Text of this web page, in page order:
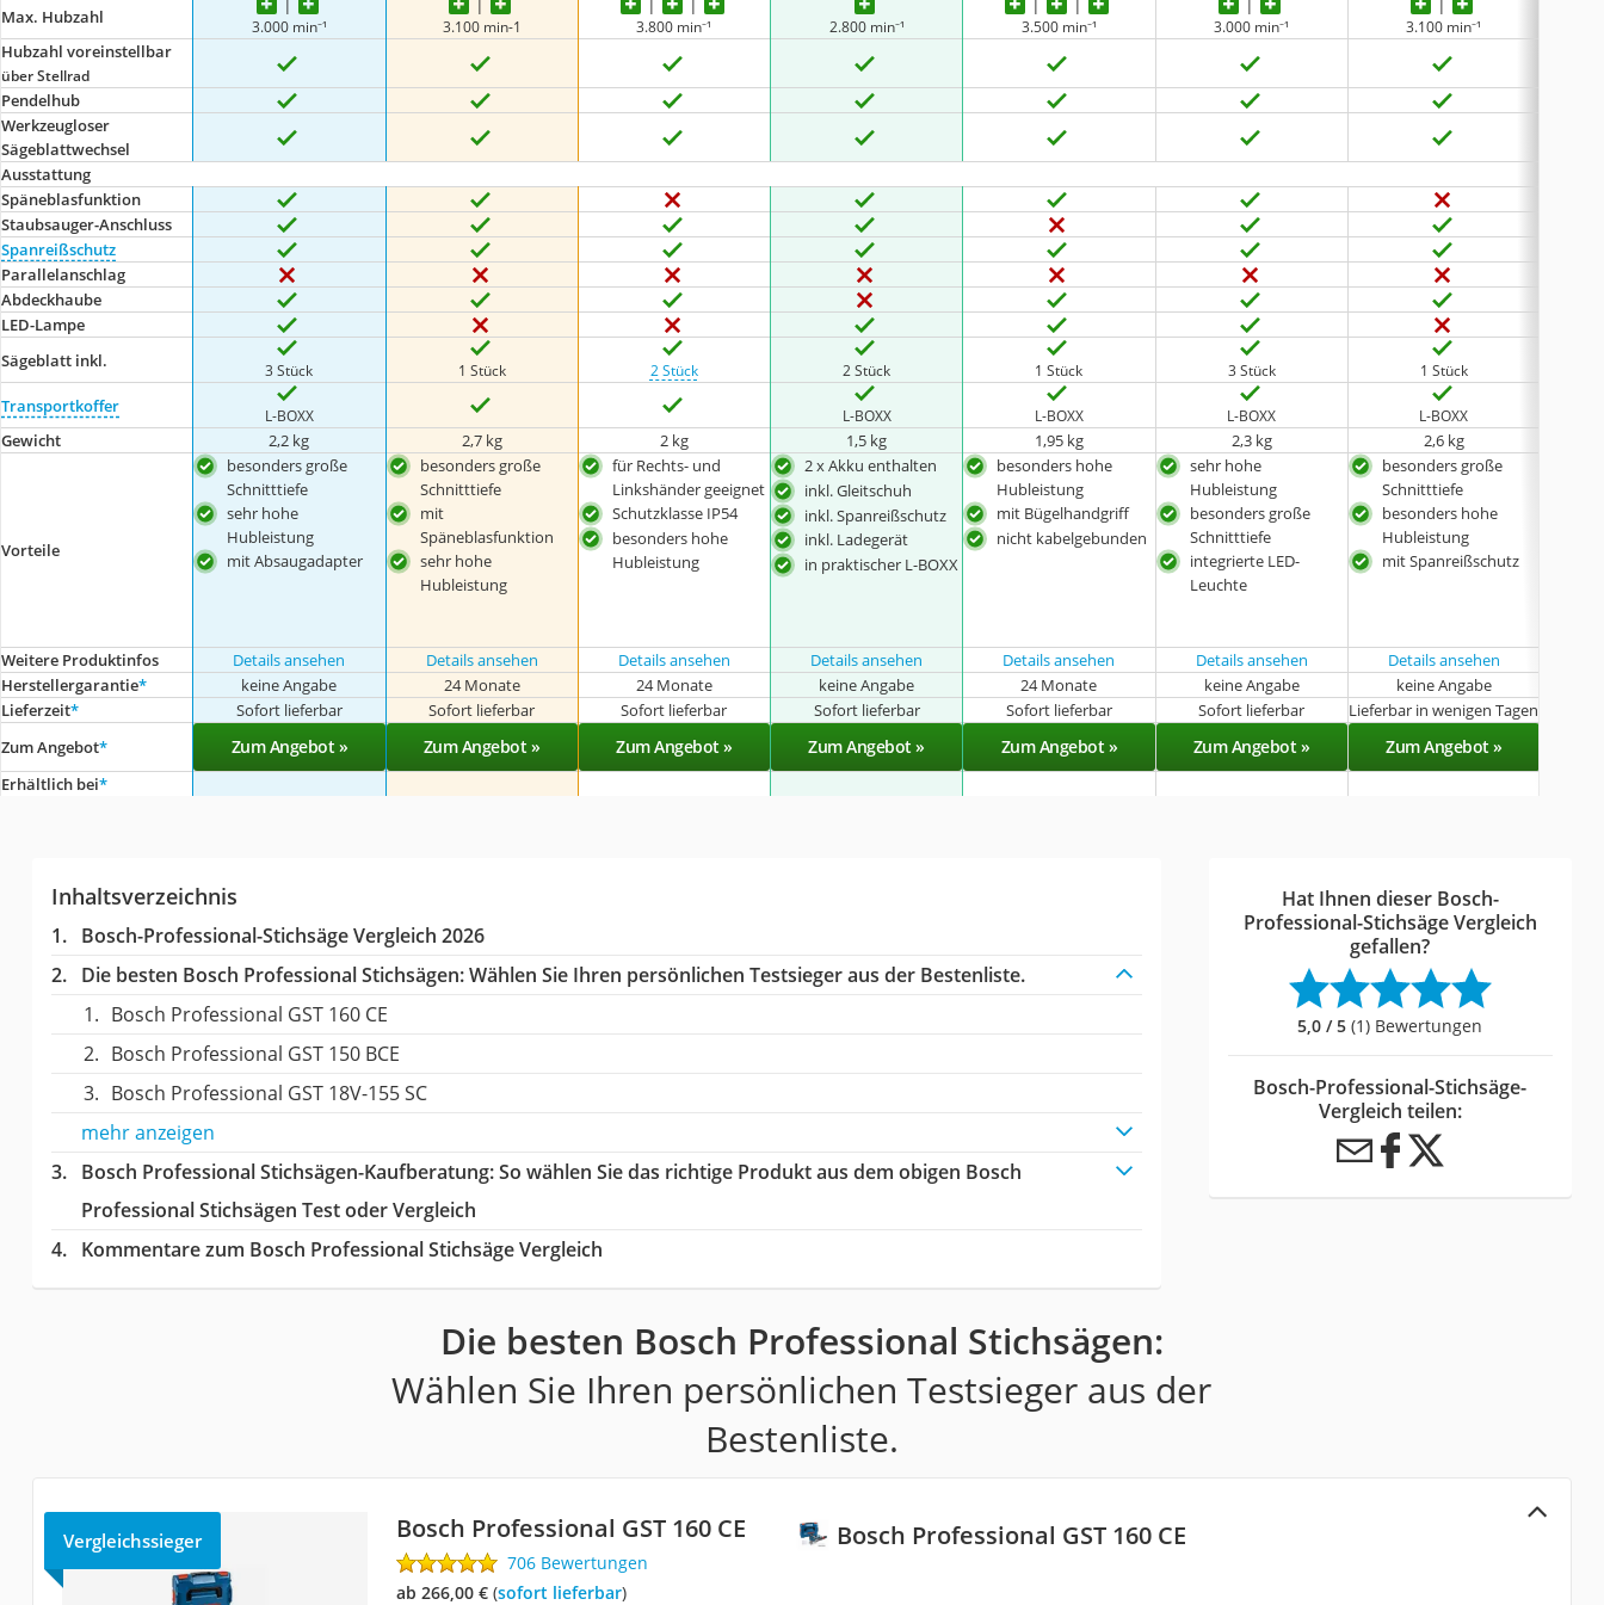
Max. Hubzahl 3.000 min⁻¹ 3.100 min-1 3.800 min⁻¹ 2.800 min⁻¹ 3.500 min⁻¹ 3.000 min⁻¹ 3.100 min⁻¹
Hubzahl voreinstellbar
über Stellrad
Pendelhub
Werkzeugloser
Sägeblattwechsel
Ausstattung
Späneblasfunktion
Staubsauger-Anschluss
Spanreißschutz
Parallelanschlag
Abdeckhaube
LED-Lampe
Sägeblatt inkl.
3 Stück 1 Stück 2 Stück 2 Stück 1 Stück 3 Stück 1 Stück
Transportkoffer L-BOXX L-BOXX L-BOXX L-BOXX L-BOXX
Gewicht 2,2 kg 2,7 kg 2 kg 1,5 kg 1,95 kg 2,3 kg 2,6 kg
Vorteile
besonders große
Schnitttiefe
sehr hohe
Hubleistung
mit Absaugadapter
besonders große
Schnitttiefe
mit
Späneblasfunktion
sehr hohe
Hubleistung
für Rechts- und
Linkshänder geeignet
Schutzklasse IP54
besonders hohe
Hubleistung
2 x Akku enthalten
inkl. Gleitschuh
inkl. Spanreißschutz
inkl. Ladegerät
in praktischer L-BOXX
besonders hohe
Hubleistung
mit Bügelhandgriff
nicht kabelgebunden
sehr hohe
Hubleistung
besonders große
Schnitttiefe
integrierte LED-
Leuchte
besonders große
Schnitttiefe
besonders hohe
Hubleistung
mit Spanreißschutz
Weitere Produktinfos
Details ansehen Details ansehen Details ansehen Details ansehen Details ansehen Details ansehen Details ansehen
Herstellergarantie* keine Angabe 24 Monate 24 Monate keine Angabe 24 Monate keine Angabe keine Angabe
Lieferzeit* Sofort lieferbar Sofort lieferbar Sofort lieferbar Sofort lieferbar Sofort lieferbar Sofort lieferbar Lieferbar in wenigen Tagen
Zum Angebot* Zum Angebot » Zum Angebot » Zum Angebot » Zum Angebot » Zum Angebot » Zum Angebot » Zum Angebot »
Erhältlich bei*
Inhaltsverzeichnis
Bosch-Professional-Stichsäge Vergleich 2026
Die besten Bosch Professional Stichsägen:Wählen Sie Ihren persönlichen Testsieger aus der Bestenliste.
Bosch Professional GST 160 CE
Bosch Professional GST 150 BCE
Bosch Professional GST 18V-155 SC
mehr anzeigen
Bosch Professional Stichsägen-Kaufberatung: So wählen Sie das richtige Produkt aus dem obigen Bosch
Professional Stichsägen Test oder Vergleich
Kommentare zum Bosch Professional Stichsäge Vergleich
Hat Ihnen dieser Bosch-
Professional-Stichsäge Vergleich
gefallen?
5,0 / 5 (1) Bewertungen
Bosch-Professional-Stichsäge-
Vergleich teilen:
Die besten Bosch Professional Stichsägen:
Wählen Sie Ihren persönlichen Testsieger aus der
Bestenliste.
Bosch Professional GST 160 CE
Vergleichssieger Bosch Professional GST 160 CE
706 Bewertungen
ab 266,00 €( Sofort lieferbar)